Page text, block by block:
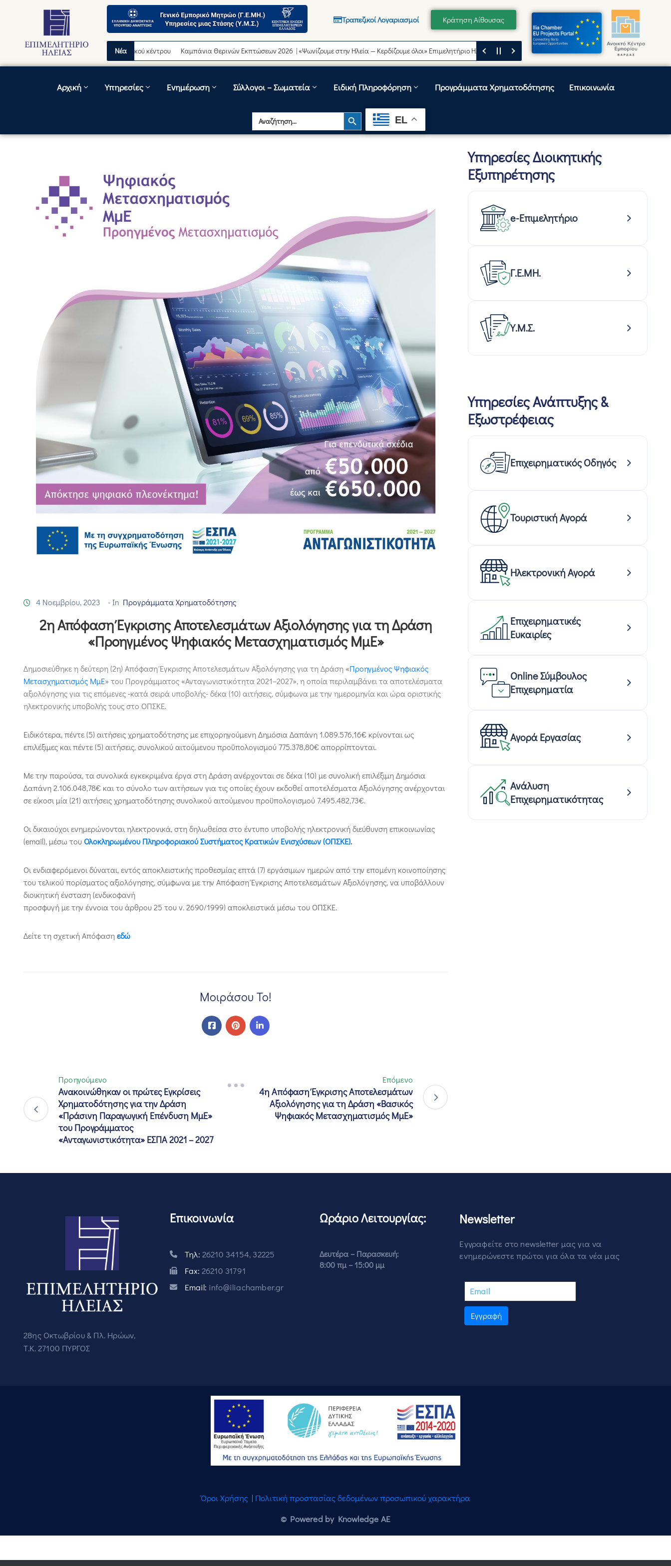
Τραπεζικοί Λογαριασμοί Κράτηση Αίθουσας
Νέα
διακοπή λειτουργίας τηλεφωνικού κέντρου Καμπάνια Θερινών Εκπτώσεων 2026 | «Ψωνίζουμε στην Ηλεία — Κερδίζουμε όλοι» Επιμελητήριο Ηλείας Μήνυμα του Προέδρου του Επιμελητηρίου Ηλείας,
Αρχική Υπηρεσίες Ενημέρωση Σύλλογοι – Σωματεία Ειδική Πληροφόρηση Προγράμματα Χρηματοδότησης Επικοινωνία
Search
for:
Search Button
EL
4 Νοεμβρίου, 2023 - In Προγράμματα Χρηματοδότησης
2η Απόφαση Έγκρισης Αποτελεσμάτων Αξιολόγησης για τη Δράση
«Προηγμένος Ψηφιακός Μετασχηματισμός ΜμΕ»
Δημοσιεύθηκε η δεύτερη (2η) Απόφαση Έγκρισης Αποτελεσμάτων Αξιολόγησης για τη Δράση «Προηγμένος Ψηφιακός
Μετασχηματισμός ΜμΕ» του Προγράμματος «Ανταγωνιστικότητα 2021–2027», η οποία περιλαμβάνει τα αποτελέσματα
αξιολόγησης για τις επόμενες -κατά σειρά υποβολής- δέκα (10) αιτήσεις, σύμφωνα με την ημερομηνία και ώρα οριστικής
ηλεκτρονικής υποβολής τους στο ΟΠΣΚΕ.
Ειδικότερα, πέντε (5) αιτήσεις χρηματοδότησης με επιχορηγούμενη Δημόσια Δαπάνη 1.089.576,16€ κρίνονται ως
επιλέξιμες και πέντε (5) αιτήσεις, συνολικού αιτούμενου προϋπολογισμού 775.378,80€ απορρίπτονται.
Με την παρούσα, τα συνολικά εγκεκριμένα έργα στη Δράση ανέρχονται σε δέκα (10) με συνολική επιλέξιμη Δημόσια
Δαπάνη 2.106.048,78€ και το σύνολο των αιτήσεων για τις οποίες έχουν εκδοθεί αποτελέσματα Αξιολόγησης ανέρχονται
σε είκοσι μία (21) αιτήσεις χρηματοδότησης συνολικού αιτούμενου προϋπολογισμού 7.495.482,73€.
Οι δικαιούχοι ενημερώνονται ηλεκτρονικά, στη δηλωθείσα στο έντυπο υποβολής ηλεκτρονική διεύθυνση επικοινωνίας
(email), μέσω του Ολοκληρωμένου Πληροφοριακού Συστήματος Κρατικών Ενισχύσεων (ΟΠΣΚΕ).
Οι ενδιαφερόμενοι δύναται, εντός αποκλειστικής προθεσμίας επτά (7) εργάσιμων ημερών από την επομένη κοινοποίησης
του τελικού πορίσματος αξιολόγησης, σύμφωνα με την Απόφαση Έγκρισης Αποτελεσμάτων Αξιολόγησης, να υποβάλλουν
διοικητική ένσταση (ενδικοφανή
προσφυγή με την έννοια του άρθρου 25 του ν. 2690/1999) αποκλειστικά μέσω του ΟΠΣΚΕ.
Δείτε τη σχετική Απόφασηεδώ
Μοιράσου Το!
Προηγούμενο
Ανακοινώθηκαν οι πρώτες Εγκρίσεις
Χρηματοδότησης για την Δράση
«Πράσινη Παραγωγική Επένδυση ΜμΕ»
του Προγράμματος
«Ανταγωνιστικότητα» ΕΣΠΑ 2021 – 2027
Επόμενο
4η Απόφαση Έγκρισης Αποτελεσμάτων
Αξιολόγησης για τη Δράση «Βασικός
Ψηφιακός Μετασχηματισμός ΜμΕ»
Υπηρεσίες Διοικητικής
Εξυπηρέτησης
e-Επιμελητήριο
Γ.Ε.ΜΗ.
Υ.Μ.Σ.
Υπηρεσίες Ανάπτυξης &
Εξωστρέφειας
Επιχειρηματικός Οδηγός
Τουριστική Αγορά
Ηλεκτρονική Αγορά
Επιχειρηματικές
Ευκαιρίες
Online Σύμβουλος
Επιχειρηματία
Αγορά Εργασίας
Ανάλυση
Επιχειρηματικότητας
28ης Οκτωβρίου & Πλ. Ηρώων,
Τ.Κ. 27100 ΠΥΡΓΟΣ
Επικοινωνία
Τηλ: 26210 34154, 32225
Fax: 26210 31791
Email: info@iliachamber.gr
Ωράριο Λειτουργίας:
Δευτέρα – Παρασκευή:
8:00 πμ – 15:00 μμ
Newsletter
Εγγραφείτε στο newsletter μας για να
ενημερώνεστε πρώτοι για όλα τα νέα μας
Εγγραφή
Όροι Χρήσης | Πολιτική προστασίας δεδομένων προσωπικού χαρακτήρα
© Powered by Knowledge AE